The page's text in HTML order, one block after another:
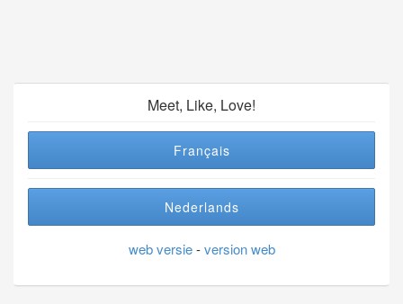
Meet, Like, Love!
Français
Nederlands
web versie-version web